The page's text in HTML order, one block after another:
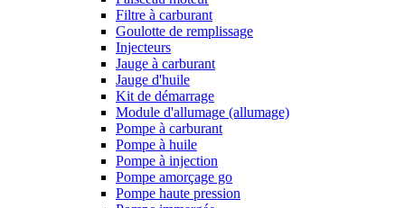
Filtre à carburant
Goulotte de remplissage
Injecteurs
Jauge à carburant
Jauge d'huile
Kit de démarrage
Module d'allumage (allumage)
Pompe à carburant
Pompe à huile
Pompe à injection
Pompe amorçage go
Pompe haute pression